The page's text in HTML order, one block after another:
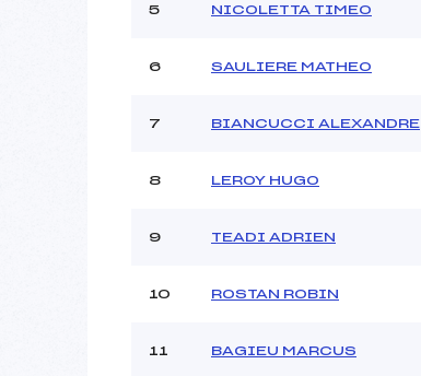
Météo :
Pénalité appliquée :
5 NICOLETTA TIMEO
6 SAULIERE MATHEO
7 BIANCUCCI ALEXANDRE
8 LEROY HUGO
9 TEADI ADRIEN
10 ROSTAN ROBIN
11 BAGIEU MARCUS